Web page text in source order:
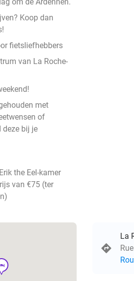
Koop dan
fietsliefhebbers
van La Roche-
met
of
deze bij je
the Eel-kamer
van €75 (ter
La